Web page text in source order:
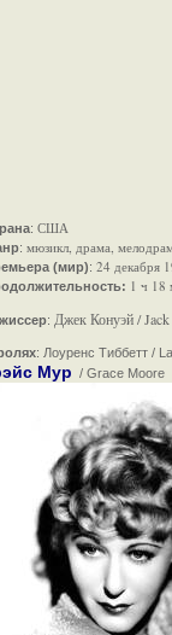
:США
:мюзикл, драма,
(мир):24 декабря
1 ч 18
: Джек Конуэй /
: Лоуренс Тиббетт /
Мур / Grace Moore